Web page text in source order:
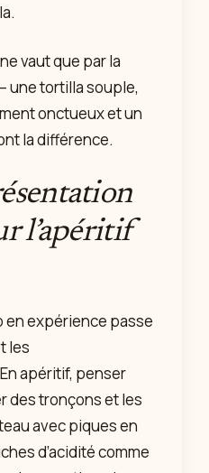
vaut que par la
une tortilla souple,
onctueux et un
la différence.
l’apéritif
en expérience passe
les
apéritif, penser
des tronçons et les
avec piques en
d’acidité comme